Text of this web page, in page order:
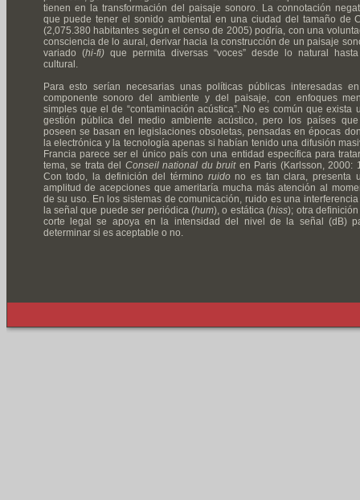
tienen en la transformación del paisaje sonoro. La connotación
que puede tener el sonido ambiental en una ciudad del tamaño de
(2,075.380 habitantes según el censo de 2005) podría, con una
consciencia de lo aural, derivar hacia la construcción de un paisaje
variado (hi-fi)que permita diversas “voces” desde lo natural
cultural.
Para esto serían necesarias unas políticas públicas interesadas
componente sonoro del ambiente y del paisaje, con enfoques
simples que el de “contaminación acústica”. No es común que exista
gestión pública del medio ambiente acústico, pero los países
poseen se basan en legislaciones obsoletas, pensadas en épocas
la electrónica y la tecnología apenas si habían tenido una difusión
Francia parece ser el único país con una entidad específica para
tema, se trata del Conseil national du bruit en Paris (Karlsson, 2000:
Con todo, la definición del término ruidono es tan clara, presenta
amplitud de acepciones que ameritaría mucha más atención al
de su uso. En los sistemas de comunicación, ruido es una
la señal que puede ser periódica (hum), o estática (hiss); otra
corte legal se apoya en la intensidad del nivel de la señal (dB)
determinar si es aceptable o no.